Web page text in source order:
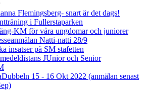
Flemingsberg- snart är det dags!
i Fullerstaparken
KM för våra ungdomar och juniorer
Natti-natti 28/9
insatser på SM stafetten
JUnior och Senior
15 - 16 Okt 2022 (anmälan senast